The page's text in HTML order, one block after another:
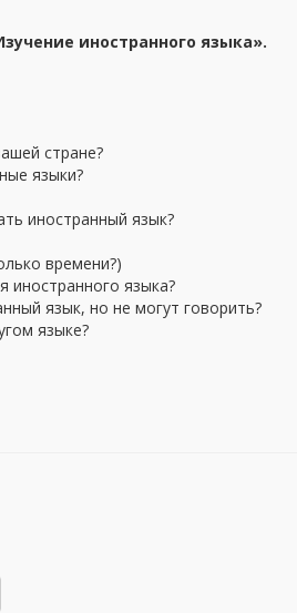
иностранного языка».
стране?
языки?
иностранный язык?
времени?)
иностранного языка?
язык, но не могут говорить?
языке?